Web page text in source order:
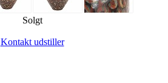
Solgt
Kontakt udstiller